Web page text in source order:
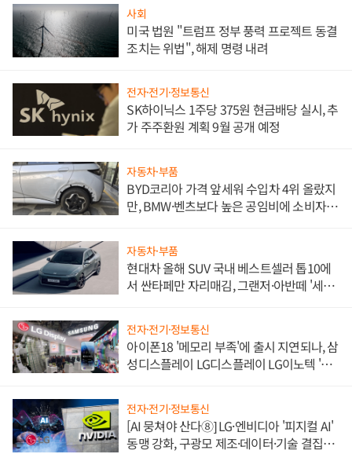
사회
미국 법원 "트럼프 정부 풍력 프로젝트 동결
조치는 위법", 해제 명령 내려
전자·전기·정보통신
SK하이닉스 1주당 375원 현금배당 실시, 추
가 주주환원 계획 9월 공개 예정
자동차·부품
BYD코리아 가격 앞세워 수입차 4위 올랐지
만, BMW·벤츠보다 높은 공임비에 소비자
자동차·부품
현대차 올해 SUV 국내 베스트셀러 톱10에
서 싼타페만 자리매김, 그랜저·아반떼 '세단
전자·전기·정보통신
아이폰18 '메모리 부족'에 출시 지연되나, 삼
성디스플레이 LG디스플레이 LG이노텍 '탈
전자·전기·정보통신
[AI 뭉쳐야 산다⑧] LG·엔비디아 '피지컬 AI'
동맹 강화, 구광모 제조·데이터·기술 결집